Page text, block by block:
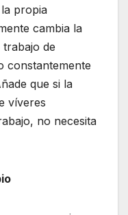
propia
cambia la
de
constantemente
que si la
víveres
no necesita